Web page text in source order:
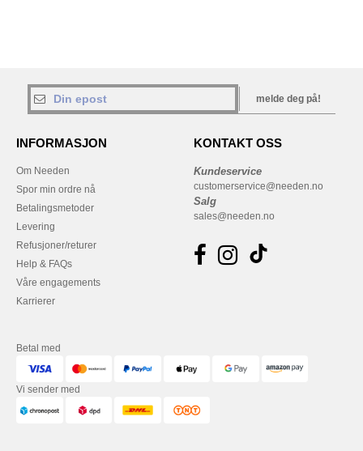
melde deg på!
INFORMASJON
Om Needen
Spor min ordre nå
Betalingsmetoder
Levering
Refusjoner/returer
Help & FAQs
Våre engagements
Karrierer
KONTAKT OSS
Kundeservice
customerservice@needen.no
Salg
sales@needen.no
Betal med
Vi sender med